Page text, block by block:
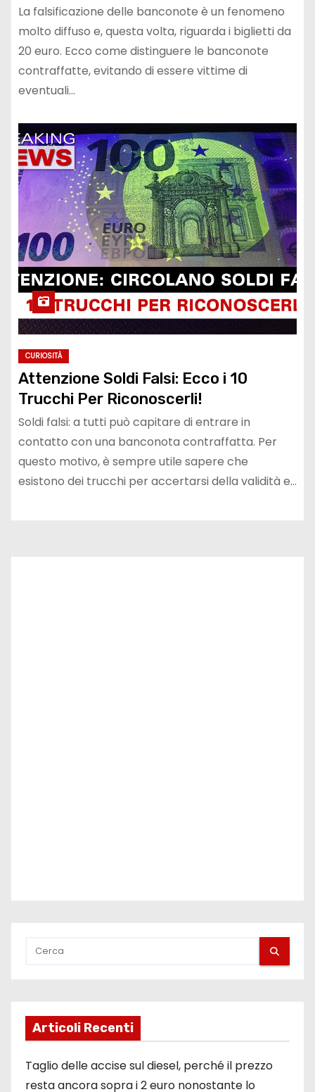
La falsificazione delle banconote è un fenomeno
molto diffuso e, questa volta, riguarda i biglietti da
20 euro. Ecco come distinguere le banconote
contraffatte, evitando di essere vittime di
eventuali…
CURIOSITÀ
Attenzione Soldi Falsi: Ecco i 10
Trucchi Per Riconoscerli!
Soldi falsi: a tutti può capitare di entrare in
contatto con una banconota contraffatta. Per
questo motivo, è sempre utile sapere che
esistono dei trucchi per accertarsi della validità e…
Articoli Recenti
Taglio delle accise sul diesel, perché il prezzo
resta ancora sopra i 2 euro nonostante lo